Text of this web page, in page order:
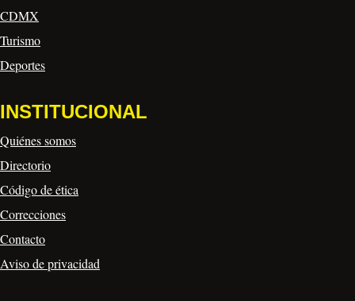
CDMX
Turismo
Deportes
INSTITUCIONAL
Quiénes somos
Directorio
Código de ética
Correcciones
Contacto
Aviso de privacidad